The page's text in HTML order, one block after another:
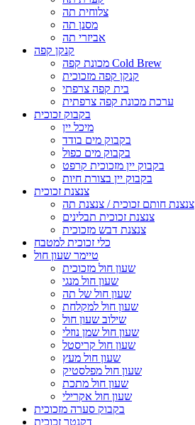
צלוחית תה
מסנן תה
אביזרי תה
קנקן קפה
מכונת קפה Cold Brew
קנקן קפה מזכוכית
בית קפה צרפתי
ערכת מכונת קפה צרפתית
בקבוק זכוכית
מיכל יין
בקבוק מים בודד
בקבוק מים כפול
בקבוק יין מזכוכית קרפט
בקבוק יין בצורת חיות
צנצנת זכוכית
צנצנת חותם זכוכית / צנצנת תה
צנצנת זכוכית תבלינים
צנצנת דבש מזכוכית
כלי זכוכית למטבח
טיימר שעון חול
שעון חול מזכוכית
שעון חול מנגי
שעון חול של תה
שעון חול למקלחת
שילוב שעון חול
שעון חול שמן נוזלי
שעון חול קריסטל
שעון חול מעץ
שעון חול מפלסטיק
שעון חול מתכת
שעון חול אקרילי
בקבוק סערה מזכוכית
דקנטר זכוכית